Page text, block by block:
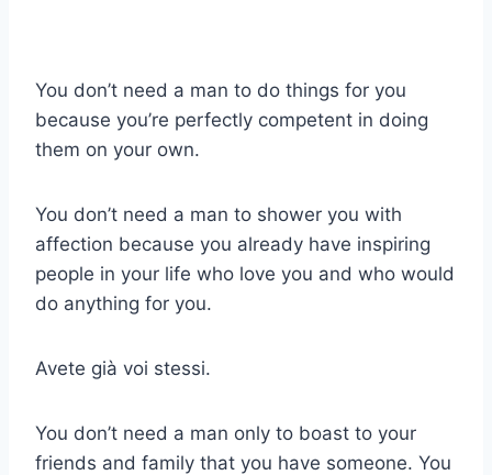
You don’t need a man to do things for you
because you’re perfectly competent in doing
them on your own.
You don’t need a man to shower you with
affection because you already have inspiring
people in your life who love you and who would
do anything for you.
Avete già voi stessi.
You don’t need a man only to boast to your
friends and family that you have someone. You